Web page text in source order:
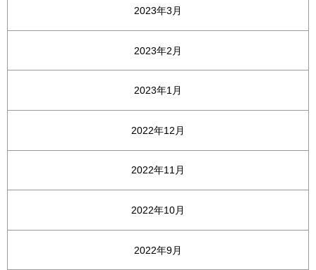
2023年3月
2023年2月
2023年1月
2022年12月
2022年11月
2022年10月
2022年9月